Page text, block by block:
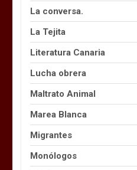
La conversa.
La Tejita
Literatura Canaria
Lucha obrera
Maltrato Animal
Marea Blanca
Migrantes
Monólogos